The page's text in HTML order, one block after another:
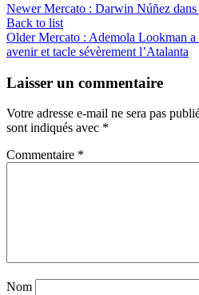
Newer Mercato : Darwin Núñez
Back to list
Older Mercato : Ademola Lookman
avenir et tacle sévèrement l’Atalanta
Laisser un commentaire
Votre adresse e-mail ne sera pas
sont indiqués avec *
Commentaire *
Nom